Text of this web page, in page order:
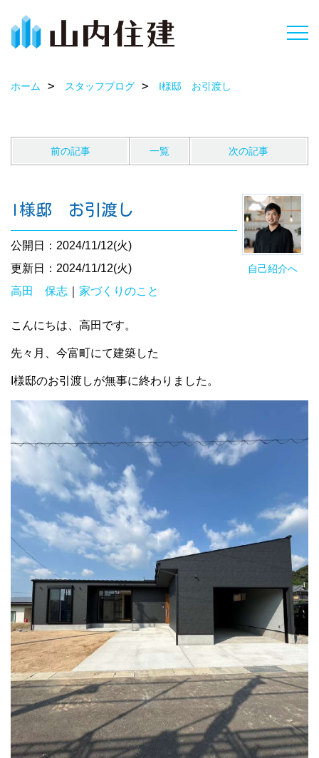
ホーム スタッフブログ I様邸 お引渡し
前の記事 一覧 次の記事
自己紹介へ
I様邸 お引渡し
公開日：2024/11/12(火)
更新日：2024/11/12(火)
高田 保志
家づくりのこと
こんにちは、高田です。
先々月、今富町にて建築した
I様邸のお引渡しが無事に終わりました。